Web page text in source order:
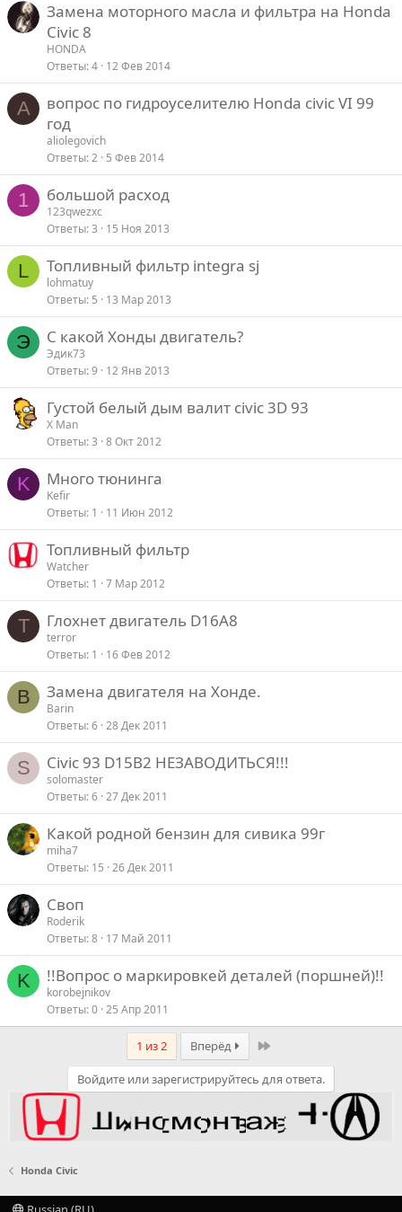
Замена моторного масла и фильтра на Honda
Civic 8
HONDA
Ответы 4 12 Фев 2014
A
вопрос по гидроуселителю Honda civic VI 99
год
aliolegovich
Ответы 2 5 Фев 2014
1 большой расход
123qwezxc
Ответы 3 15 Ноя 2013
L Топливный фильтр integra sj
lohmatuy
Ответы 5 13 Мар 2013
Э С какой Хонды двигатель?
Эдик73
Ответы 9 12 Янв 2013
Густой белый дым валит civiс 3D 93
X Man
Ответы 3 8 Окт 2012
K Много тюнинга
Kefir
Ответы 1 11 Июн 2012
Топливный фильтр
Watcher
Ответы 1 7 Мар 2012
T Глохнет двигатель D16A8
terror
Ответы 1 16 Фев 2012
B Замена двигателя на Хонде.
Barin
Ответы 6 28 Дек 2011
S Civic 93 D15B2 НЕЗАВОДИТЬСЯ!!!
solomaster
Ответы 6 27 Дек 2011
Какой родной бензин для сивика 99г
miha7
Ответы 15 26 Дек 2011
Своп
Roderik
Ответы 8 17 Май 2011
K !!Вопрос о маркировкей деталей (поршней)!!
korobejnikov
Ответы 0 25 Апр 2011
1 из 2 Вперёд Last
Войдите или зарегистрируйтесь для ответа.
Honda Civic